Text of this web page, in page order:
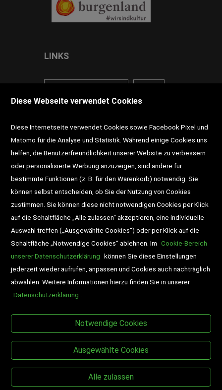
LINKS
DD-Magazin Buchtipps
Newsletter Schultaschen
Veranstaltungen
BESUCHEN SIE UNS
Diese Webseite verwendet Cookies
Diese Internetseite verwendet Cookies sowie Facebook Pixel und
Matomo für die Analyse und Statistik. Während einige Cookies uns
helfen, die Benutzerfreundlichkeit unserer Website zu verbessern
oder personalisierte Werbung anzuzeigen, sind andere für
bestimmte Funktionen (z. B. für den Warenkorb) notwendig. Sie
können selbst entscheiden, ob Sie der Nutzung von Cookies
zustimmen. Sie können diese nicht notwendigen Cookies per Klick
auf die Schaltfläche „Alle zulassen“ akzeptieren, eine individuelle
Auswahl treffen („Ausgewählte Cookies“) oder per Klick auf die
Schaltfläche „Notwendige Cookies“ ablehnen. Im Cookie-Bereich
unserer Datenschutzerklärung können Sie diese Einstellungen
jederzeit wieder aufrufen, anpassen und Cookies auch nachträglich
abwählen. Weitere Informationen hierzu finden Sie in unserer
Datenschutzerklärung
Notwendige Cookies
Ausgewählte Cookies
Alle zulassen